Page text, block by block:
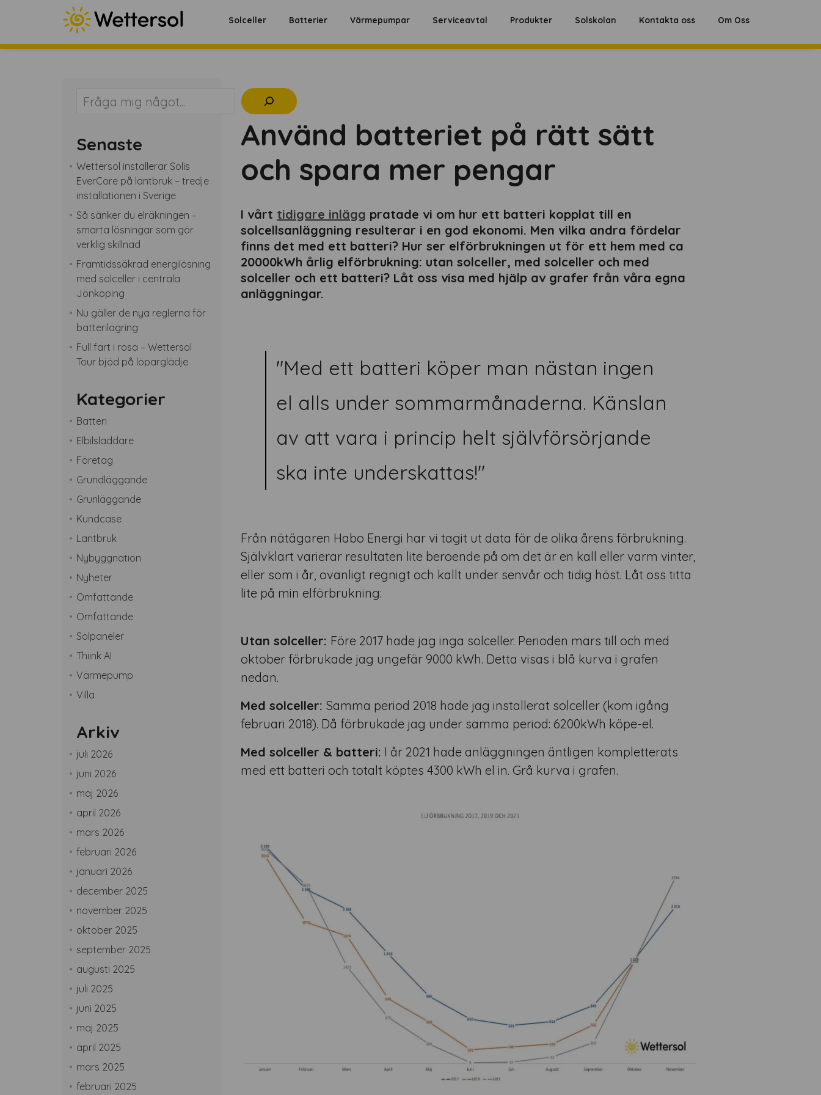
innehåll
Solceller Batterier Värmepumpar Serviceavtal Produkter Solskolan Kontakta oss Om Oss
Sök
Senaste
Wettersol installerar Solis
EverCore på lantbruk – tredje
installationen i Sverige
Så sänker du elräkningen –
smarta lösningar som gör
verklig skillnad
Framtidssäkrad energilösning
med solceller i centrala
Jönköping
Nu gäller de nya reglerna för
batterilagring
Full fart i rosa – Wettersol
Tour bjöd på löparglädje
Kategorier
Batteri
Elbilsladdare
Företag
Grundläggande
Grunläggande
Kundcase
Lantbruk
Nybyggnation
Nyheter
Omfattande
Omfattande
Solpaneler
Thiink AI
Värmepump
Villa
Arkiv
juli 2026
juni 2026
maj 2026
april 2026
mars 2026
februari 2026
januari 2026
december 2025
november 2025
oktober 2025
september 2025
augusti 2025
juli 2025
juni 2025
maj 2025
april 2025
mars 2025
februari 2025
Använd batteriet på rätt sätt
och spara mer pengar
I vårt tidigare inlägg pratade vi om hur ett batteri kopplat till en
solcellsanläggning resulterar i en god ekonomi. Men vilka andra fördelar
finns det med ett batteri? Hur ser elförbrukningen ut för ett hem med ca
20000kWh årlig elförbrukning: utan solceller, med solceller och med
solceller och ett batteri? Låt oss visa med hjälp av grafer från våra egna
anläggningar.
Med ett batteri köper man nästan ingen
el alls under sommarmånaderna. Känslan
av att vara i princip helt självförsörjande
ska inte underskattas!
Från nätägaren Habo Energi har vi tagit ut data för de olika årens förbrukning.
Självklart varierar resultaten lite beroende på om det är en kall eller varm vinter,
eller som i år, ovanligt regnigt och kallt under senvår och tidig höst. Låt oss titta
lite på min elförbrukning:
Utan solceller: Före 2017 hade jag inga solceller. Perioden mars till och med
oktober förbrukade jag ungefär 9000 kWh. Detta visas i blå kurva i grafen
nedan.
Med solceller:Samma period 2018 hade jag installerat solceller (kom igång
februari 2018). Då förbrukade jag under samma period: 6200kWh köpe-el.
Med solceller & batteri: I år 2021 hade anläggningen äntligen kompletterats
med ett batteri och totalt köptes 4300 kWh el in. Grå kurva i grafen.